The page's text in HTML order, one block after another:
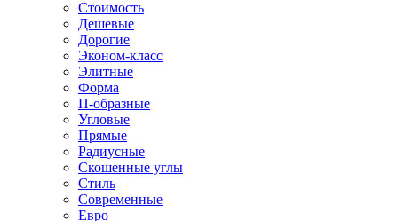
Стоимость
Дешевые
Дорогие
Эконом-класс
Элитные
Форма
П-образные
Угловые
Прямые
Радиусные
Скошенные углы
Стиль
Современные
Евро